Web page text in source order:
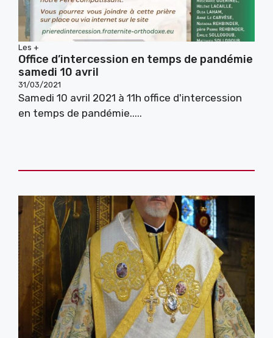
Les +
Office d’intercession en temps de pandémie
samedi 10 avril
31/03/2021
Samedi 10 avril 2021 à 11h office d'intercession
en temps de pandémie.....